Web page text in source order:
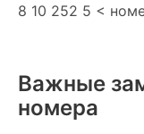
8 10 252 5 <
Важные
номера